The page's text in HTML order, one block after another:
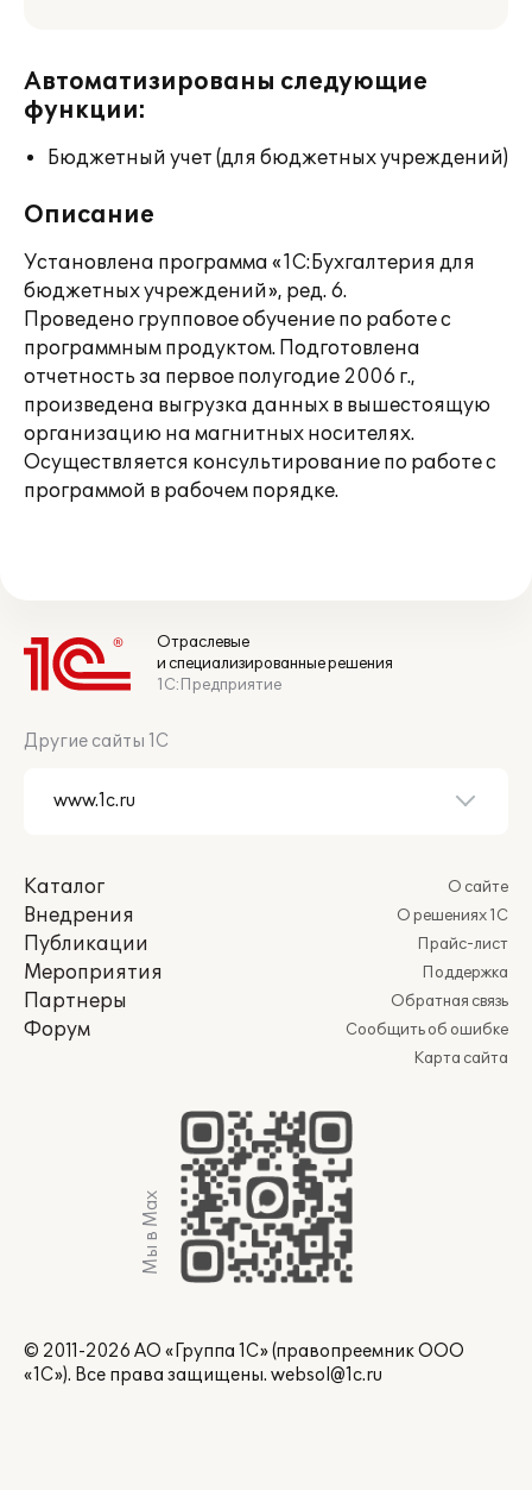
Автоматизированы следующие
функции:
Бюджетный учет (для бюджетных учреждений)
Описание
Установлена программа «1С:Бухгалтерия для
бюджетных учреждений», ред. 6.
Проведено групповое обучение по работе с
программным продуктом. Подготовлена
отчетность за первое полугодие 2006 г.,
произведена выгрузка данных в вышестоящую
организацию на магнитных носителях.
Осуществляется консультирование по работе с
программой в рабочем порядке.
Отраслевые
и специализированные решения
1С:Предприятие
Другие сайты 1С
Каталог
Внедрения
Публикации
Мероприятия
Партнеры
Форум
О сайте
О решениях 1С
Прайс-лист
Поддержка
Обратная связь
Сообщить об ошибке
Карта сайта
Мы в Max
© 2011-2026 АО «Группа 1С» (правопреемник ООО
«1С»). Все права защищены. websol@1c.ru